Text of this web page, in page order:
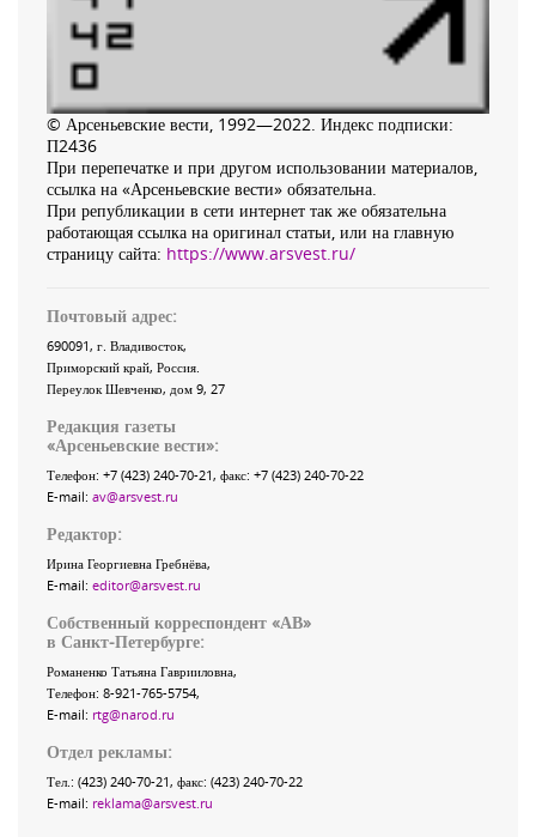
© Арсеньевские вести, 1992—2022. Индекс подписки:
П2436
При перепечатке и при другом использовании материалов,
ссылка на «Арсеньевские вести» обязательна.
При републикации в сети интернет так же обязательна
работающая ссылка на оригинал статьи, или на главную
страницу сайта: https://www.arsvest.ru/
Почтовый адрес:
690091, г. Владивосток,
Приморский край, Россия
Переулок Шевченко, дом 9, 27
Редакция газеты
«Арсеньевские вести»:
Телефон: +7 (423) 240-70-21, факс: +7 (423) 240-70-22
E-mail: av@arsvest.ru
Редактор:
Ирина Георгиевна Гребнёва,
E-mail: editor@arsvest.ru
Собственный корреспондент «АВ»
в Санкт-Петербурге:
Романенко Татьяна Гаврииловна,
Телефон: 8-921-765-5754,
E-mail: rtg@narod.ru
Отдел рекламы:
Тел.: (423) 240-70-21, факс: (423) 240-70-22
E-mail: reklama@arsvest.ru